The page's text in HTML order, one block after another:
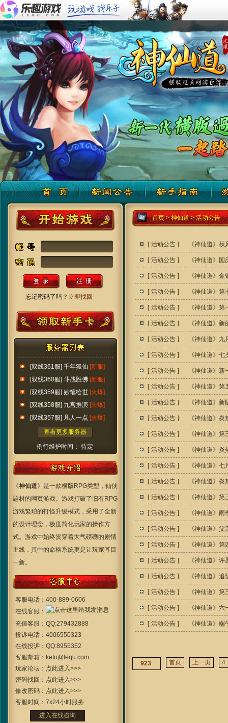
忘记密码了吗？ 立即找回
[双线361服] 千年狐仙 [新服]
[双线360服] 斗战胜佛 [新服]
[双线359服] 妙笔绘世 [火爆]
[双线358服] 九宫推演 [火爆]
[双线357服] 凡人一点 [火爆]
查看更多服务器
例行维护时间： 待定
《神仙道》是一款横版RPG类型，仙侠
题材的网页游戏。游戏打破了旧有RPG
游戏繁琐的打怪升级模式，采用了全新
的设计理念，极度简化玩家的操作方
式。游戏中始终贯穿着大气磅礴的剧情
主线，其中的命格系统更是让玩家耳目
一新。
客服电话： 400-889-0606
在线客服：
充值客服： QQ:279432888
投诉电话： 4006550323
在线投诉： QQ:8955352
客服邮箱： kefu@lequ.com
玩家论坛： 点此进入>>>
密码找回： 点此进入>>>
修改密码： 点此进入>>>
客服时间： 7x24小时服务
进入在线咨询
首页>神仙道>活动公告
[ 活动公告 ] 《神仙道》
[ 活动公告 ] 《神仙道》国
[ 活动公告 ] 《神仙道》
[ 活动公告 ] 《神仙道》
[ 活动公告 ] 《神仙道》
[ 活动公告 ] 《神仙道》
[ 活动公告 ] 《神仙道》九
[ 活动公告 ] 《神仙道》七
[ 活动公告 ] 《神仙道》
[ 活动公告 ] 《神仙道》
[ 活动公告 ] 《神仙道》
[ 活动公告 ] 《神仙道》
[ 活动公告 ] 《神仙道》
[ 活动公告 ] 《神仙道》
[ 活动公告 ] 《神仙道》
[ 活动公告 ] 《神仙道》
[ 活动公告 ] 《神仙道》
[ 活动公告 ] 《神仙道》
[ 活动公告 ] 《神仙道》
[ 活动公告 ] 《神仙道》
[ 活动公告 ] 《神仙道》
[ 活动公告 ] 《神仙道》
[ 活动公告 ] 《神仙道》
[ 活动公告 ] 《神仙道》
[ 活动公告 ] 《神仙道》
923 首页 上一页 4